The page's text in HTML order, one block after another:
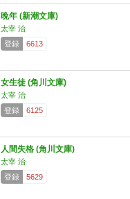
晩年 (新潮文庫)
太宰 治
登録
6613
女生徒 (角川文庫)
太宰 治
登録
6125
人間失格 (角川文庫)
太宰 治
登録
5629